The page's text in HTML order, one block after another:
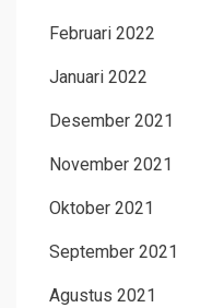
Februari 2022
Januari 2022
Desember 2021
November 2021
Oktober 2021
September 2021
Agustus 2021